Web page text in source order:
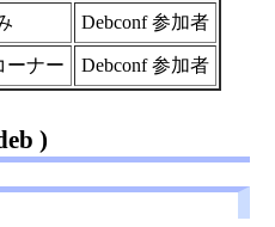
Debconf 参加者
ーナー Debconf 参加者
)